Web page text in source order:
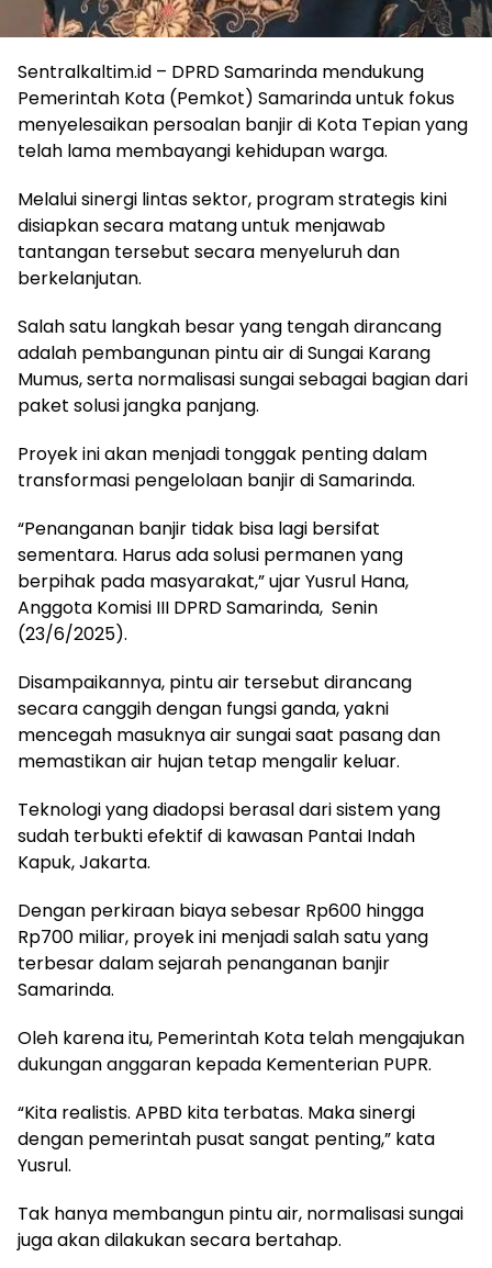
Sentralkaltim.id – DPRD Samarinda mendukung
Pemerintah Kota (Pemkot) Samarinda untuk fokus
menyelesaikan persoalan banjir di Kota Tepian yang
telah lama membayangi kehidupan warga.
Melalui sinergi lintas sektor, program strategis kini
disiapkan secara matang untuk menjawab
tantangan tersebut secara menyeluruh dan
berkelanjutan.
Salah satu langkah besar yang tengah dirancang
adalah pembangunan pintu air di Sungai Karang
Mumus, serta normalisasi sungai sebagai bagian dari
paket solusi jangka panjang.
Proyek ini akan menjadi tonggak penting dalam
transformasi pengelolaan banjir di Samarinda.
“Penanganan banjir tidak bisa lagi bersifat
sementara. Harus ada solusi permanen yang
berpihak pada masyarakat,” ujar Yusrul Hana,
Anggota Komisi III DPRD Samarinda, Senin
(23/6/2025).
Disampaikannya, pintu air tersebut dirancang
secara canggih dengan fungsi ganda, yakni
mencegah masuknya air sungai saat pasang dan
memastikan air hujan tetap mengalir keluar.
Teknologi yang diadopsi berasal dari sistem yang
sudah terbukti efektif di kawasan Pantai Indah
Kapuk, Jakarta.
Dengan perkiraan biaya sebesar Rp600 hingga
Rp700 miliar, proyek ini menjadi salah satu yang
terbesar dalam sejarah penanganan banjir
Samarinda.
Oleh karena itu, Pemerintah Kota telah mengajukan
dukungan anggaran kepada Kementerian PUPR.
“Kita realistis. APBD kita terbatas. Maka sinergi
dengan pemerintah pusat sangat penting,” kata
Yusrul.
Tak hanya membangun pintu air, normalisasi sungai
juga akan dilakukan secara bertahap.